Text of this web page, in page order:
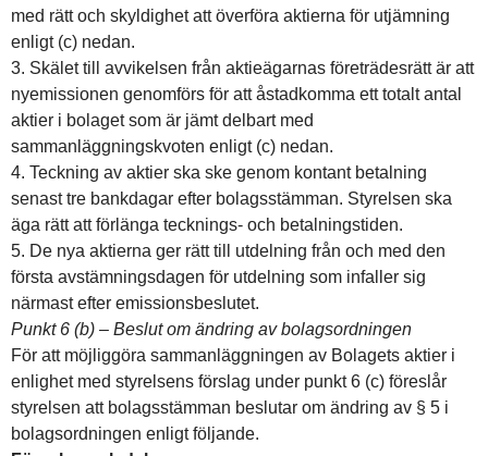
med rätt och skyldighet att överföra aktierna för utjämning
enligt (c) nedan.
3. Skälet till avvikelsen från aktieägarnas företrädesrätt är att
nyemissionen genomförs för att åstadkomma ett totalt antal
aktier i bolaget som är jämt delbart med
sammanläggningskvoten enligt (c) nedan.
4. Teckning av aktier ska ske genom kontant betalning
senast tre bankdagar efter bolagsstämman. Styrelsen ska
äga rätt att förlänga tecknings- och betalningstiden.
5. De nya aktierna ger rätt till utdelning från och med den
första avstämningsdagen för utdelning som infaller sig
närmast efter emissionsbeslutet.
Punkt 6 (b) – Beslut om ändring av bolagsordningen
För att möjliggöra sammanläggningen av Bolagets aktier i
enlighet med styrelsens förslag under punkt 6 (c) föreslår
styrelsen att bolagsstämman beslutar om ändring av § 5 i
bolagsordningen enligt följande.